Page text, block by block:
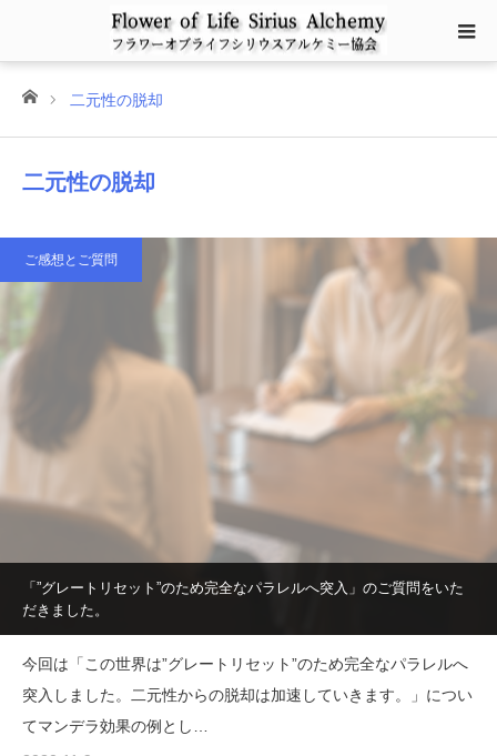
ホーム二元性の脱却
二元性の脱却
ご感想とご質問
「”グレートリセット”のため完全なパラレルへ突入」のご質問をいた
だきました。
今回は「この世界は”グレートリセット”のため完全なパラレルへ
突入しました。二元性からの脱却は加速していきます。」につい
てマンデラ効果の例とし…